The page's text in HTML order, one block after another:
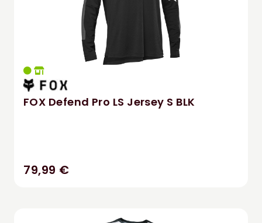
FOX Defend Pro LS Jersey S BLK
79,99 €